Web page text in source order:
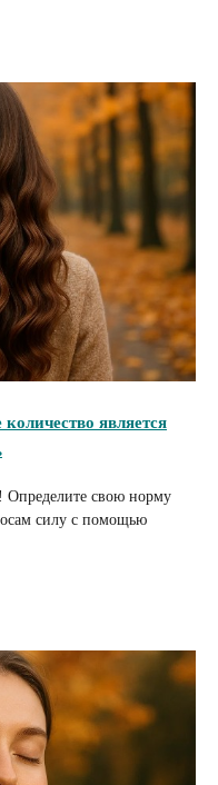
является
Определите свою норму
силу с помощью